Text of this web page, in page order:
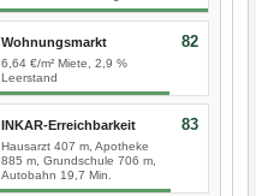
Wohnungsmarkt
6,64 €/m² Miete, 2,9 %
Leerstand
82
INKAR-Erreichbarkeit
Hausarzt 407 m, Apotheke
885 m, Grundschule 706 m,
Autobahn 19,7 Min.
83